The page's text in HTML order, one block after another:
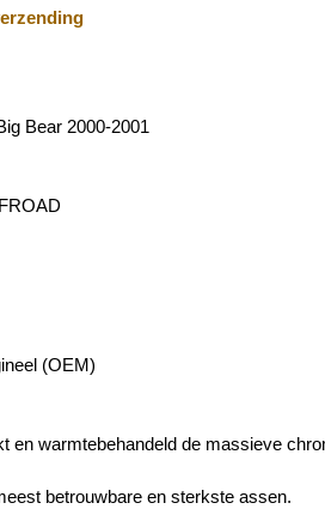
Bear 2000-2001
(OEM)
en warmtebehandeld de massieve
betrouwbare en sterkste assen.